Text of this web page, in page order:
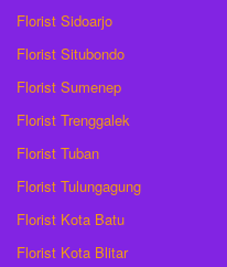
Florist Sidoarjo
Florist Situbondo
Florist Sumenep
Florist Trenggalek
Florist Tuban
Florist Tulungagung
Florist Kota Batu
Florist Kota Blitar